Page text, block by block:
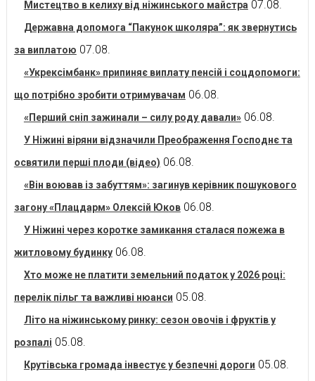
Мистецтво в келиху від ніжинського майстра 07.08.
Державна допомога “Пакунок школяра”: як звернутись
за виплатою 07.08.
«Укрексімбанк» припиняє виплату пенсій і соцдопомоги:
що потрібно зробити отримувачам 06.08.
«Перший сніп зажинали – силу роду давали» 06.08.
У Ніжині віряни відзначили Преображення Господнє та
освятили перші плоди (відео) 06.08.
«Він воював із забуттям»: загинув керівник пошукового
загону «Плацдарм» Олексій Юков 06.08.
У Ніжині через коротке замикання сталася пожежа в
житловому будинку 06.08.
Хто може не платити земельний податок у 2026 році:
перелік пільг та важливі нюанси 05.08.
Літо на ніжинському ринку: сезон овочів і фруктів у
розпалі 05.08.
Крутівська громада інвестує у безпечні дороги 05.08.